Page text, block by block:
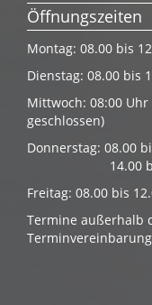
Öffnungszeiten
Montag: 08.00 bis
Dienstag: 08.00 bis
Mittwoch: 08:00
geschlossen)
Donnerstag: 08.00
14.00 bis
Freitag: 08.00 bis
Termine außerhalb